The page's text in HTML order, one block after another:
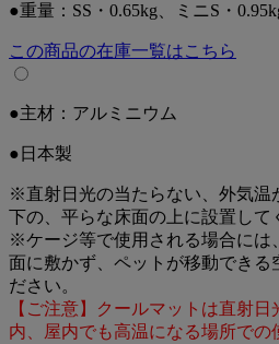
●幅広いサイズ展開
小型～大型犬までのサイズ展開
置き場所やうちの子の体格に合わ
【使用方法】
汚れた場合は水拭きをしてくださ
冷えすぎが気になる場合は、お
ズを選ぶと安心です。
【推奨種】
超小型犬、小型犬、中型犬、大型
【対応サイズ目安】
●重量：SS・0.65kg、ミニS・
この商品の在庫一覧はこちら
●主材：アルミニウム
●日本製
※直射日光の当たらない、外気温
下の、平らな床面の上に設置して
※ケージ等で使用される場合には
面に敷かず、ペットが移動できる
ださい。
【ご注意】クールマットは直射
内、屋内でも高温になる場所で